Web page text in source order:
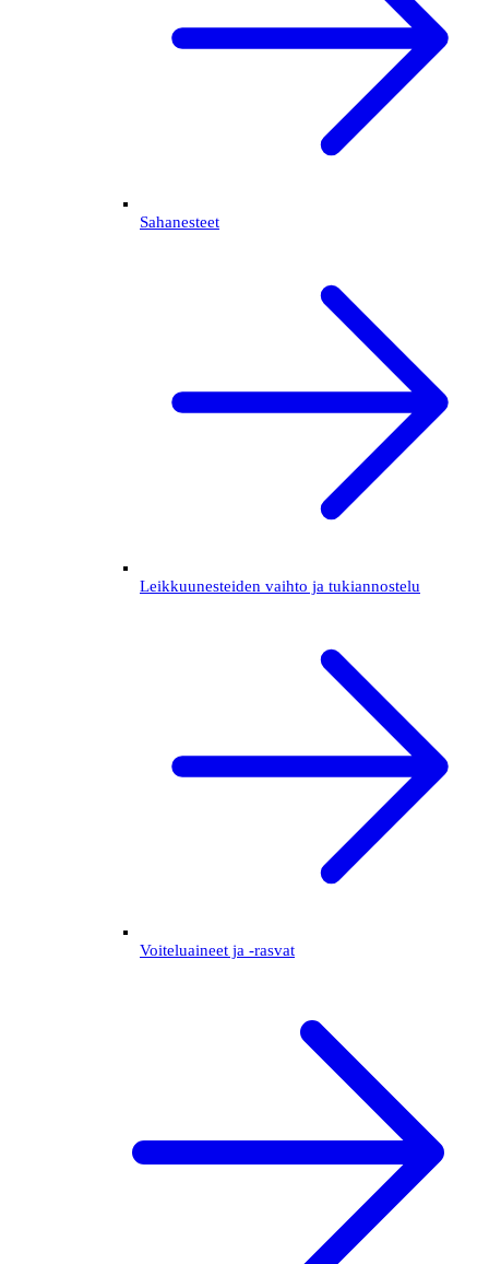
Sahanesteet
Leikkuunesteiden vaihto ja tukiannostelu
Voiteluaineet ja -rasvat